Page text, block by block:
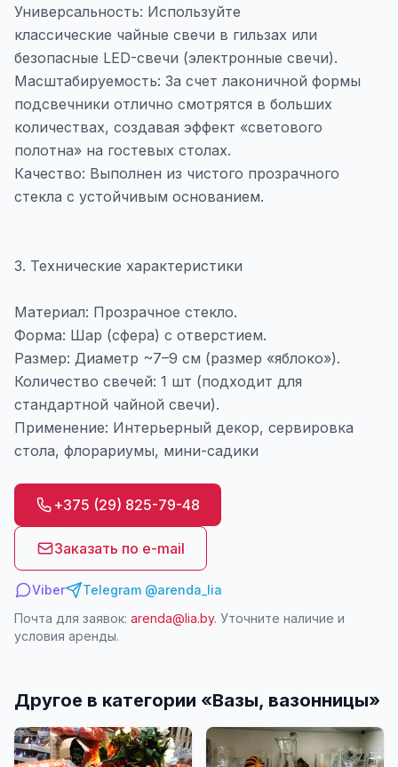
Универсальность: Используйте
классические чайные свечи в гильзах или
безопасные LED-свечи (электронные свечи).
Масштабируемость: За счет лаконичной формы
подсвечники отлично смотрятся в больших
количествах, создавая эффект «светового
полотна» на гостевых столах.
Качество: Выполнен из чистого прозрачного
стекла с устойчивым основанием.
3. Технические характеристики
Материал: Прозрачное стекло.
Форма: Шар (сфера) с отверстием.
Размер: Диаметр ~7–9 см (размер «яблоко»).
Количество свечей: 1 шт (подходит для
стандартной чайной свечи).
Применение: Интерьерный декор, сервировка
стола, флорариумы, мини-садики
+375 (29) 825-79-48
Заказать по e-mail
Viber
Telegram @arenda_lia
Почта для заявок: arenda@lia.by. Уточните наличие и
условия аренды.
Другое в категории «Вазы, вазонницы»